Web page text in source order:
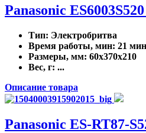
Panasonic
Тип: Электробритва
Время работы, мин: 21
Размеры, мм: 60x370x210
Вес, г: ...
Описание товара
Panasonic ES-RT87-